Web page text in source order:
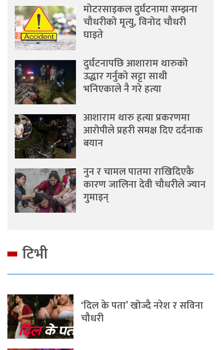
मोटरसाइकल दुर्घटनामा सम्झना
चौधरीको मृत्यु, विनोद चौधरी
घाइते
दुर्घटनापछि आशाराम थारुको
उद्धार गर्नुको सट्टा साथी
भनिएकाले नै गरे हत्या
आशाराम थारु हत्या प्रकरणमा
आरोपीले प्रहरी समक्ष दिए दर्दनाक
बयान
नुन र चामल पातमा राखिदिएकै
कारण जालिना देवी चौधरीले ज्यान
गुमाइन्
टिभी
‘दिल के पता’ खोज्दै नरेश र सविना
चौधरी